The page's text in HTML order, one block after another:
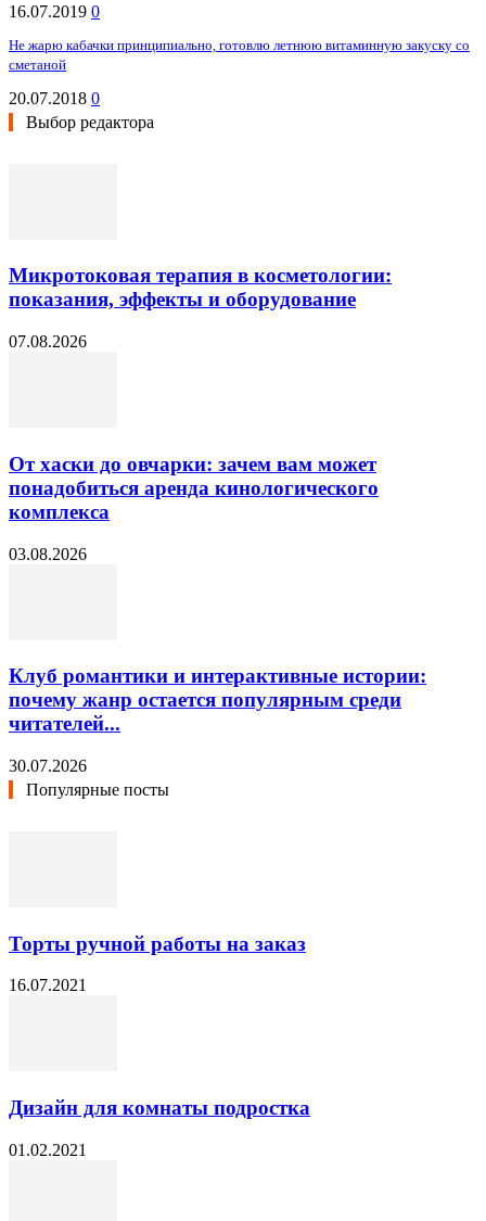
16.07.2019 0
Не жарю кабачки принципиально, готовлю летнюю витаминную закуску со
сметаной
20.07.2018 0
Выбор редактора
Микротоковая терапия в косметологии:
показания, эффекты и оборудование
07.08.2026
От хаски до овчарки: зачем вам может
понадобиться аренда кинологического
комплекса
03.08.2026
Клуб романтики и интерактивные истории:
почему жанр остается популярным среди
читателей...
30.07.2026
Популярные посты
Торты ручной работы на заказ
16.07.2021
Дизайн для комнаты подростка
01.02.2021